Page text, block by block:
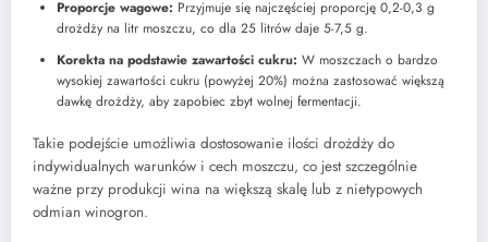
Proporcje wagowe: Przyjmuje się najczęściej proporcję 0,2-0,3 g
drożdży na litr moszczu, co dla 25 litrów daje 5-7,5 g.
Korekta na podstawie zawartości cukru: W moszczach o bardzo
wysokiej zawartości cukru (powyżej 20%) można zastosować większą
dawkę drożdży, aby zapobiec zbyt wolnej fermentacji.
Takie podejście umożliwia dostosowanie ilości drożdży do
indywidualnych warunków i cech moszczu, co jest szczególnie
ważne przy produkcji wina na większą skalę lub z nietypowych
odmian winogron.